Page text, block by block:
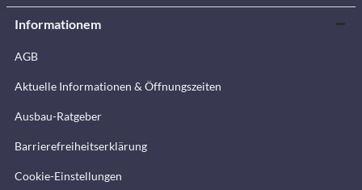
Informationem
AGB
Aktuelle Informationen & Öffnungszeiten
Ausbau-Ratgeber
Barrierefreiheitserklärung
Cookie-Einstellungen